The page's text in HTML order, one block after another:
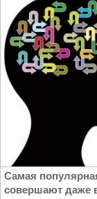
Самая
совершают даже